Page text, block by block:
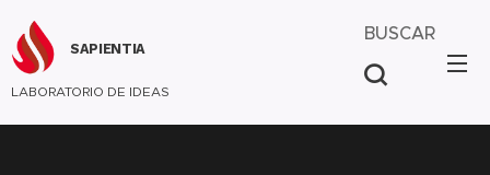
SAPIENTIA
LABORATORIO DE IDEAS
BUSCAR